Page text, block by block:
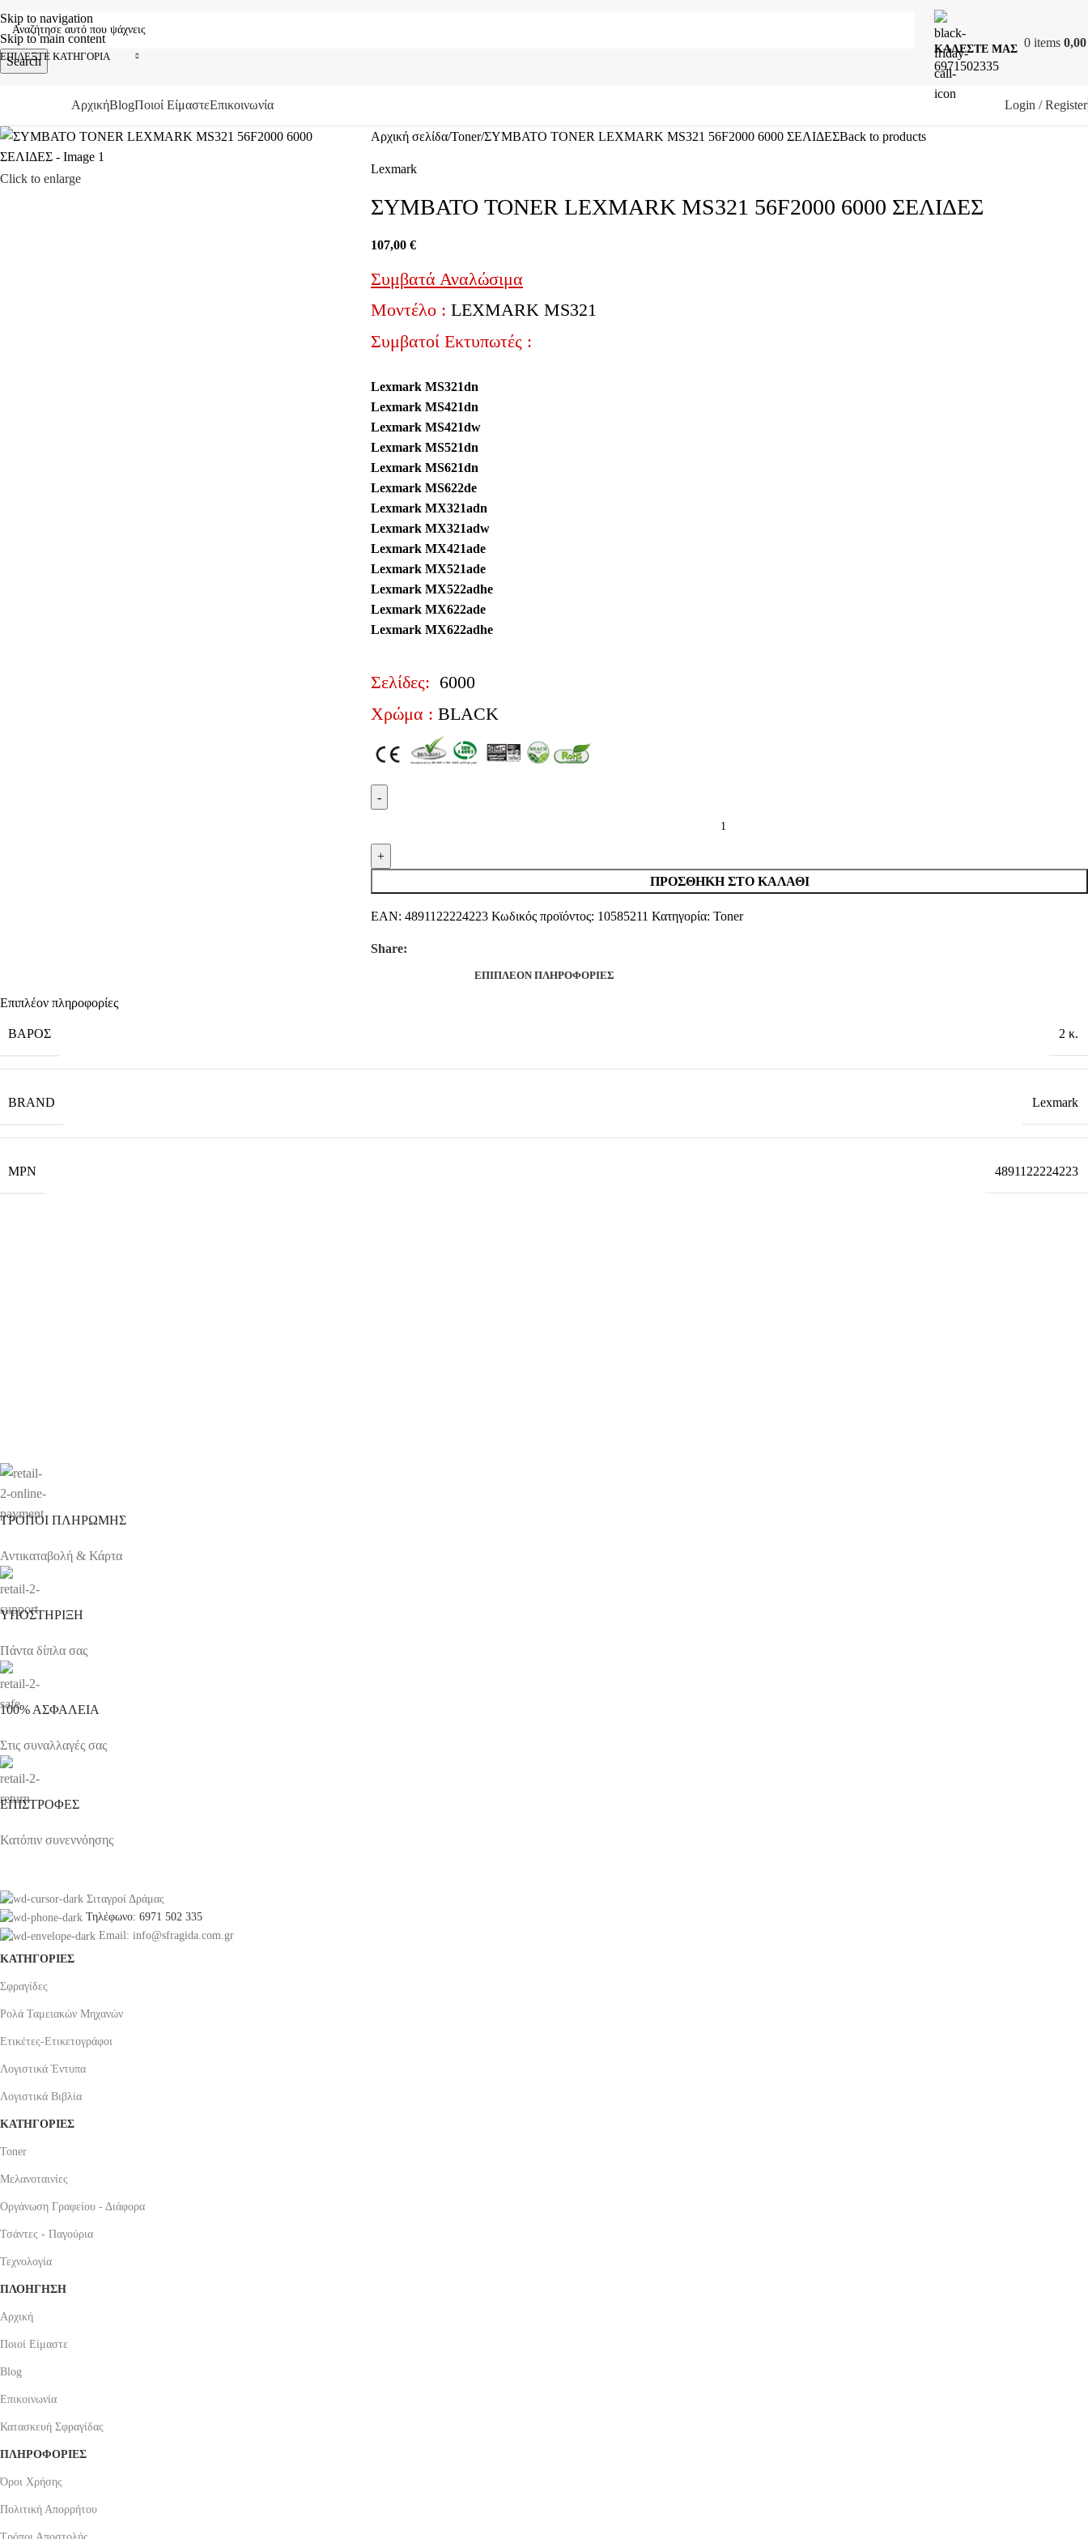
Skip to navigation
Skip to main content
ΕΠΙΛΈΞΤΕ ΚΑΤΗΓΟΡΊΑ
Search
ΚΑΛΕΣΤΕ ΜΑΣ
6971502335
0 items
ΑρχικήBlogΠοιοί ΕίμαστεΕπικοινωνία Login / Register
Click to enlarge
Αρχική σελίδα Toner ΣΥΜΒΑΤΟ TONER LEXMARK MS321 56F2000 6000 ΣΕΛΙΔΕΣBack to products
Lexmark
ΣΥΜΒΑΤΟ TONER LEXMARK MS321 56F2000 6000 ΣΕΛΙΔΕΣ
107,00 €
Συμβατά Αναλώσιμα
Μοντέλο : LEXMARK MS321
Συμβατοί Εκτυπωτές :
Lexmark MS321dn
Lexmark MS421dn
Lexmark MS421dw
Lexmark MS521dn
Lexmark MS621dn
Lexmark MS622de
Lexmark MX321adn
Lexmark MX321adw
Lexmark MX421ade
Lexmark MX521ade
Lexmark MX522adhe
Lexmark MX622ade
Lexmark MX622adhe
Σελίδες: 6000
Χρώμα : BLACK
ΠΡΟΣΘΉΚΗ ΣΤΟ ΚΑΛΆΘΙ
EAN: 4891122224223 Κωδικός προϊόντος: 10585211 Κατηγορία: Toner
Share:
ΕΠΙΠΛΈΟΝ ΠΛΗΡΟΦΟΡΊΕΣ
Επιπλέον πληροφορίες
ΒΆΡΟΣ 2 κ.
BRAND Lexmark
MPN 4891122224223
ΤΡΟΠΟΙ ΠΛΗΡΩΜΗΣ
Αντικαταβολή & Κάρτα
ΥΠΟΣΤΗΡΙΞΗ
Πάντα δίπλα σας
100% ΑΣΦΑΛΕΙΑ
Στις συναλλαγές σας
ΕΠΙΣΤΡΟΦΕΣ
Κατόπιν συνεννόησης
Σιταγροί Δράμας
Τηλέφωνο: 6971 502 335
Email: info@sfragida.com.gr
ΚΑΤΗΓΟΡΙΕΣ
Σφραγίδες
Ρολά Ταμειακών Μηχανών
Ετικέτες-Ετικετογράφοι
Λογιστικά Έντυπα
Λογιστικά Βιβλία
ΚΑΤΗΓΟΡΙΕΣ
Toner
Μελανοταινίες
Οργάνωση Γραφείου - Διάφορα
Τσάντες - Παγούρια
Τεχνολογία
ΠΛΟΗΓΗΣΗ
Αρχική
Ποιοί Είμαστε
Blog
Επικοινωνία
Κατασκευή Σφραγίδας
ΠΛΗΡΟΦΟΡΙΕΣ
Όροι Χρήσης
Πολιτική Απορρήτου